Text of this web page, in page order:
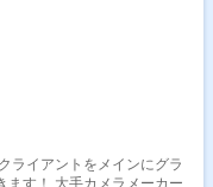
ライアントをメインにグラ
ます！ 大手カメラメーカー